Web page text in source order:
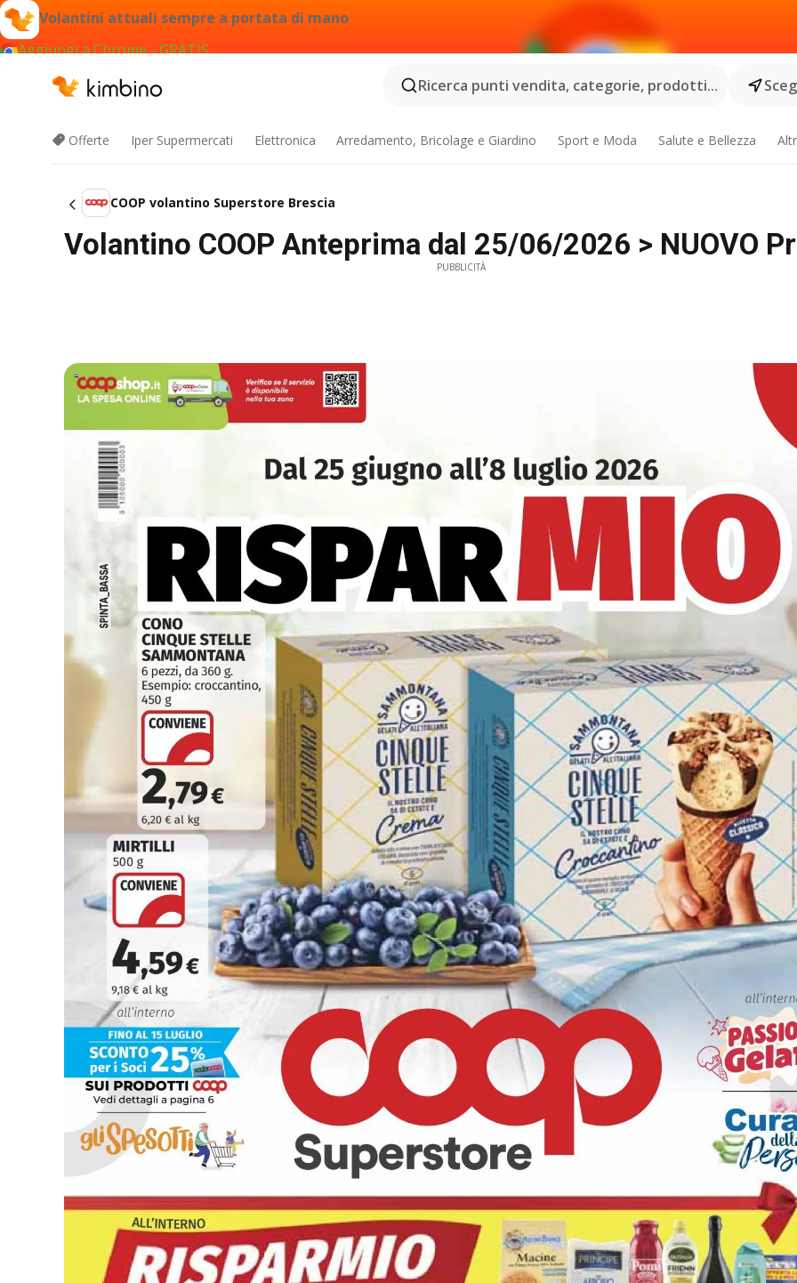
Volantini attuali sempre a portata di mano
Aggiungi a Chrome - GRATIS
Ricerca punti vendita, categorie, prodotti...
Offerte Iper Supermercati Elettronica Arredamento, Bricolage e Giardino Sport e Moda Salute e Bellezza
COOP volantino Superstore Brescia
Volantino COOP Anteprima dal 25/06/2026 > NUOVO
PUBBLICITÀ